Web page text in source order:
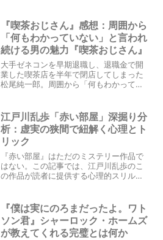
成長について深く考察します。文学作品
を通じて、愛情がもたらす変化の力と、
それによる人間性の向上に焦点を当てた
記事です。
『喫茶おじさん』感想：周囲から
「何もわかっていない」と言われ
続ける男の魅力『喫茶おじさん』
大手ゼネコンを早期退職し、退職金で開
業した喫茶店を半年で閉店してしまった
松尾純一郎。周囲から「何もわかってい
不安を抱える人にこそ読んでほしい一冊
です。
江戸川乱歩「赤い部屋」深掘り分
析：虚実の狭間で紐解く心理とト
リック
『赤い部屋』はただのミステリー作品で
はない。この記事では、江戸川乱歩のこ
の作品が読者に提供する心理的スリル、
す。サスペンスと心理ドラマのファン
は、この解析記事を通して新たな発見を
楽しむことができるでしょう。
『僕は実にのろまだったよ。ワト
ソン君』シャーロック・ホームズ
が教えてくれる完璧とは何か